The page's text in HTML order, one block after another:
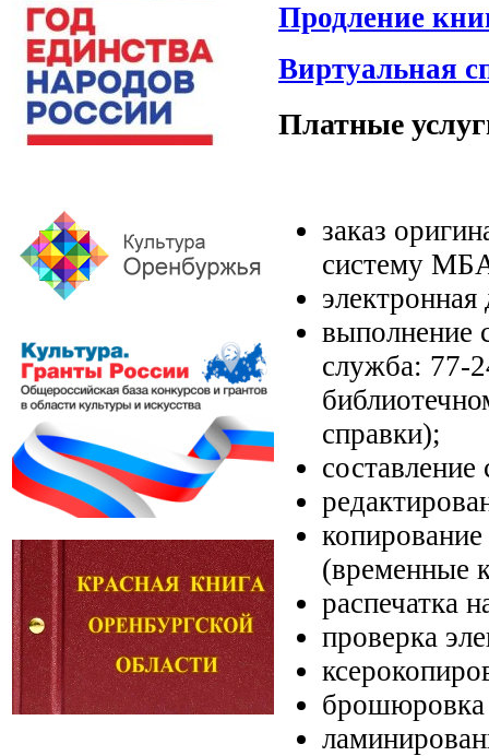
Продление
Виртуальная
Платные
заказ
систему
выполнение
служба: 77-
справки);
(временные
распечатка
проверка
брошюровка